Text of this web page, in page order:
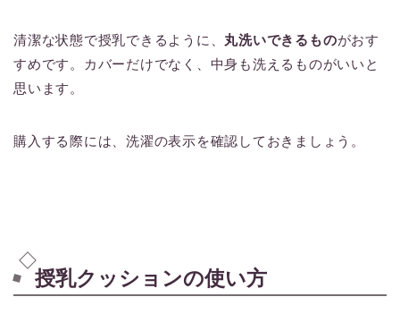
清潔な状態で授乳できるように、 丸洗いできるものがおす
すめです。カバーだけでなく、中身も洗えるものがいいと
思います。
購入する際には、洗濯の表示を確認しておきましょう。
授乳クッションの使い方